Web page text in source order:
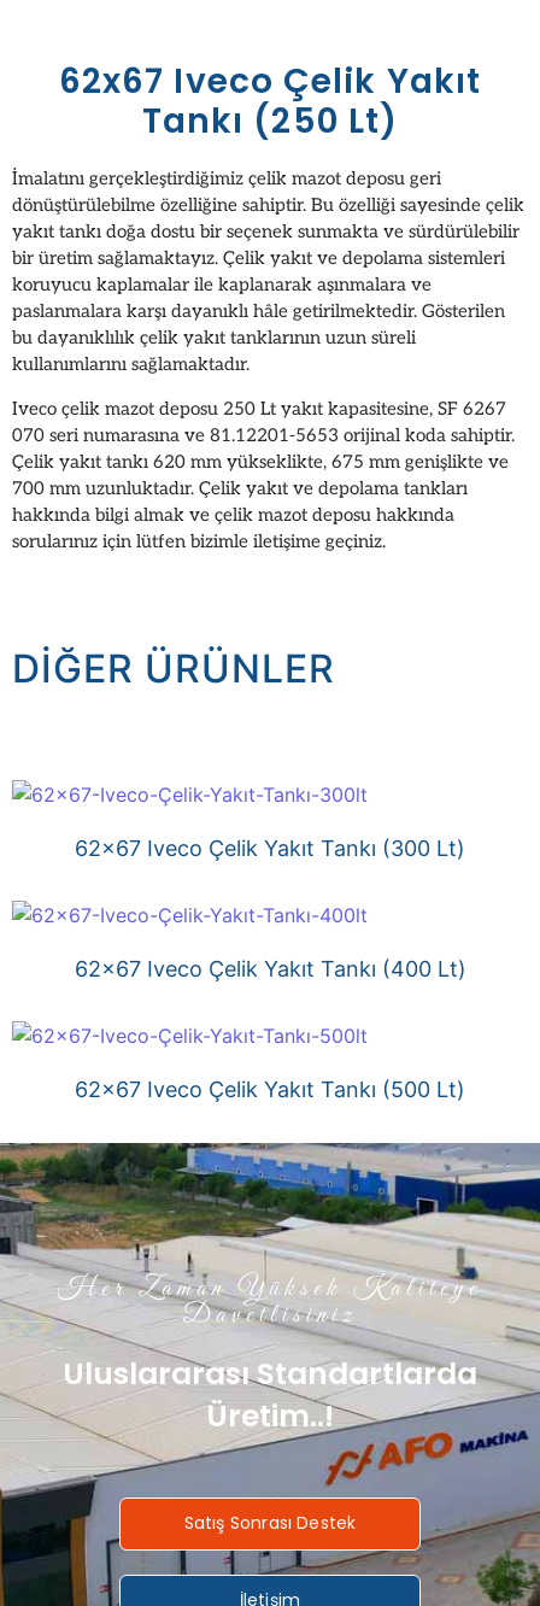
62x67 Iveco Çelik Yakıt
Tankı (250 Lt)
İmalatını gerçekleştirdiğimiz çelik mazot deposu geri
dönüştürülebilme özelliğine sahiptir. Bu özelliği sayesinde çelik
yakıt tankı doğa dostu bir seçenek sunmakta ve sürdürülebilir
bir üretim sağlamaktayız. Çelik yakıt ve depolama sistemleri
koruyucu kaplamalar ile kaplanarak aşınmalara ve
paslanmalara karşı dayanıklı hâle getirilmektedir. Gösterilen
bu dayanıklılık çelik yakıt tanklarının uzun süreli
kullanımlarını sağlamaktadır.
Iveco çelik mazot deposu 250 Lt yakıt kapasitesine, SF 6267
070 seri numarasına ve 81.12201-5653 orijinal koda sahiptir.
Çelik yakıt tankı 620 mm yükseklikte, 675 mm genişlikte ve
700 mm uzunluktadır. Çelik yakıt ve depolama tankları
hakkında bilgi almak ve çelik mazot deposu hakkında
sorularınız için lütfen bizimle iletişime geçiniz.
DIĞER ÜRÜNLER
62×67 Iveco Çelik Yakıt Tankı (300 Lt)
62×67 Iveco Çelik Yakıt Tankı (400 Lt)
62×67 Iveco Çelik Yakıt Tankı (500 Lt)
Her Zaman Yüksek Kaliteye
Davetlisiniz
Uluslararası Standartlarda
Üretim..!
Satış Sonrası Destek
İletişim